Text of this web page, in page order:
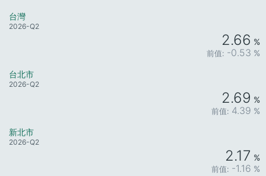
台灣
2026-Q2
2.66 %
-0.53 %
台北市
2026-Q2
2.69 %
4.39 %
新北市
2026-Q2
2.17 %
-1.16 %